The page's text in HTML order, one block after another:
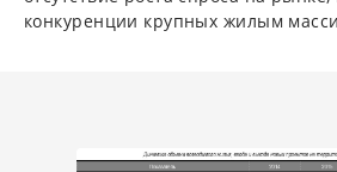
конкуренции крупных жилым